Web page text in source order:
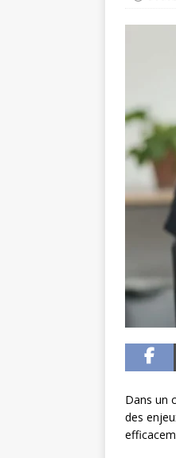
Dans un
des